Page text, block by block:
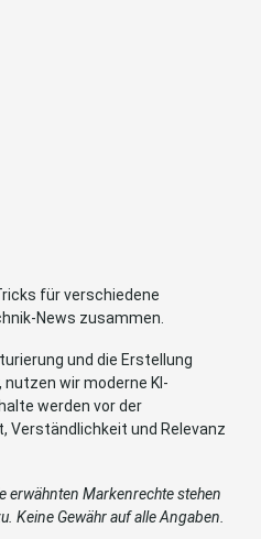
für verschiedene
News zusammen.
und die Erstellung
wir moderne KI-
werden vor der
und Relevanz
erwähnten Markenrechte stehen
Keine Gewähr auf alle Angaben.